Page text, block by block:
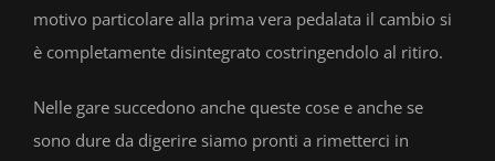
motivo particolare alla prima vera pedalata il cambio si
è completamente disintegrato costringendolo al ritiro.
Nelle gare succedono anche queste cose e anche se
sono dure da digerire siamo pronti a rimetterci in